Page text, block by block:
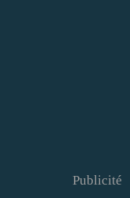
Publicité